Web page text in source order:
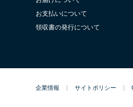
お支払いについて
領収書の発行について
企業情報 サイトポリシー